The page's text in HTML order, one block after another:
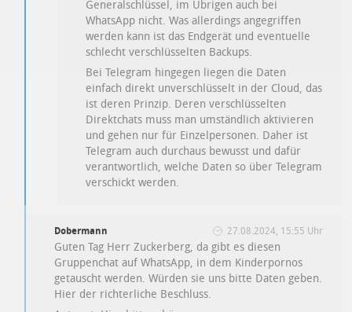
Generalschlüssel, im Übrigen auch bei
WhatsApp nicht. Was allerdings angegriffen
werden kann ist das Endgerät und eventuelle
schlecht verschlüsselten Backups.
Bei Telegram hingegen liegen die Daten
einfach direkt unverschlüsselt in der Cloud, das
ist deren Prinzip. Deren verschlüsselten
Direktchats muss man umständlich aktivieren
und gehen nur für Einzelpersonen. Daher ist
Telegram auch durchaus bewusst und dafür
verantwortlich, welche Daten so über Telegram
verschickt werden.
Dobermann 27.08.2024, 15:55 Uhr
Guten Tag Herr Zuckerberg, da gibt es diesen
Gruppenchat auf WhatsApp, in dem Kinderpornos
getauscht werden. Würden sie uns bitte Daten geben.
Hier der richterliche Beschluss.